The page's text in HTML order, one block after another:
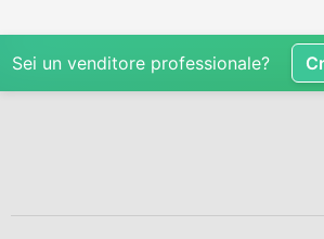
Sei un venditore professionale?